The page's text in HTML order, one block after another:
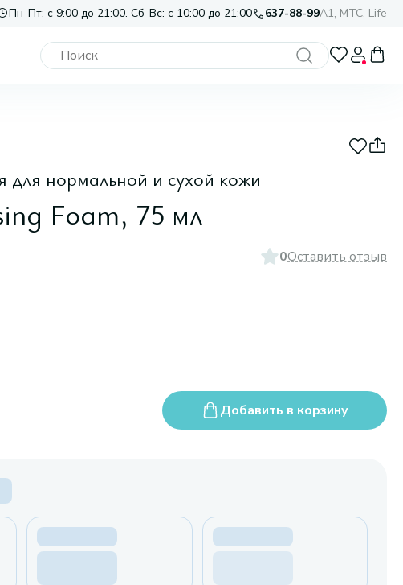
Пн-Пт: с 9:00 до 21:00. Сб-Вс: с 10:00 до 21:00 637-88-99A1, МТС, Life
для нормальной и сухой кожи
Foam, 75 мл
0Оставить отзыв
Добавить в корзину